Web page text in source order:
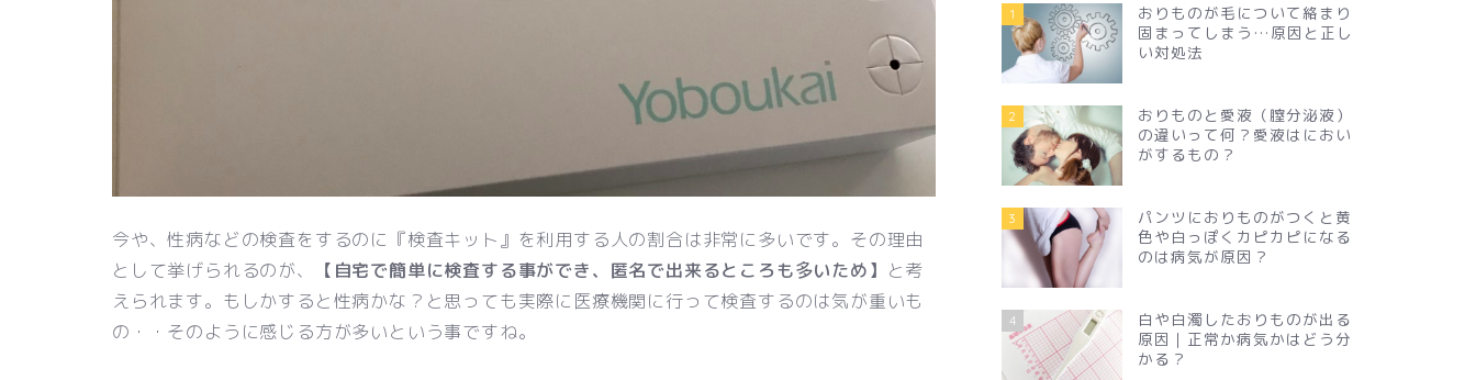
今や、性病などの検査をするのに『検査キット』を利用する人の割合は非常に多いです。その理由
として挙げられるのが、
【自宅で簡単に検査する事ができ、匿名で出来るところも多いため】 と考
えられます。もしかすると性病かな？と思っても実際に医療機関に行って検査するのは気が重いも
の・・そのように感じる方が多いという事ですね。
1
おりものが毛について絡まり
固まってしまう…原因と正し
い対処法
2
おりものと愛液（膣分泌液）
の違いって何？愛液はにおい
がするもの？
3
パンツにおりものがつくと黄
色や白っぽくカピカピになる
のは病気が原因？
4
白や白濁したおりものが出る
原因｜正常か病気かはどう分
かる？